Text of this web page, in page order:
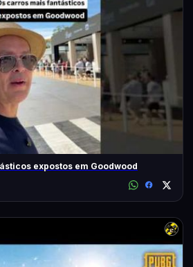
expostos em Goodwood